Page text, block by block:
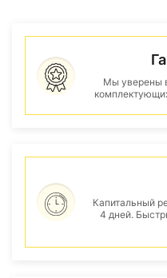
Мы уверены
Капитальный
4 дней.